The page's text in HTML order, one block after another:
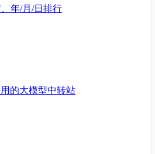
年/月/日排行
的大模型中转站